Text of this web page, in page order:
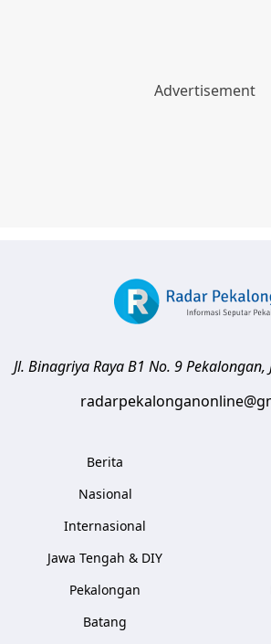
Jl. Binagriya Raya B1 No. 9Pekalongan,
Berita
Nasional
Internasional
Jawa Tengah & DIY
Pekalongan
Batang